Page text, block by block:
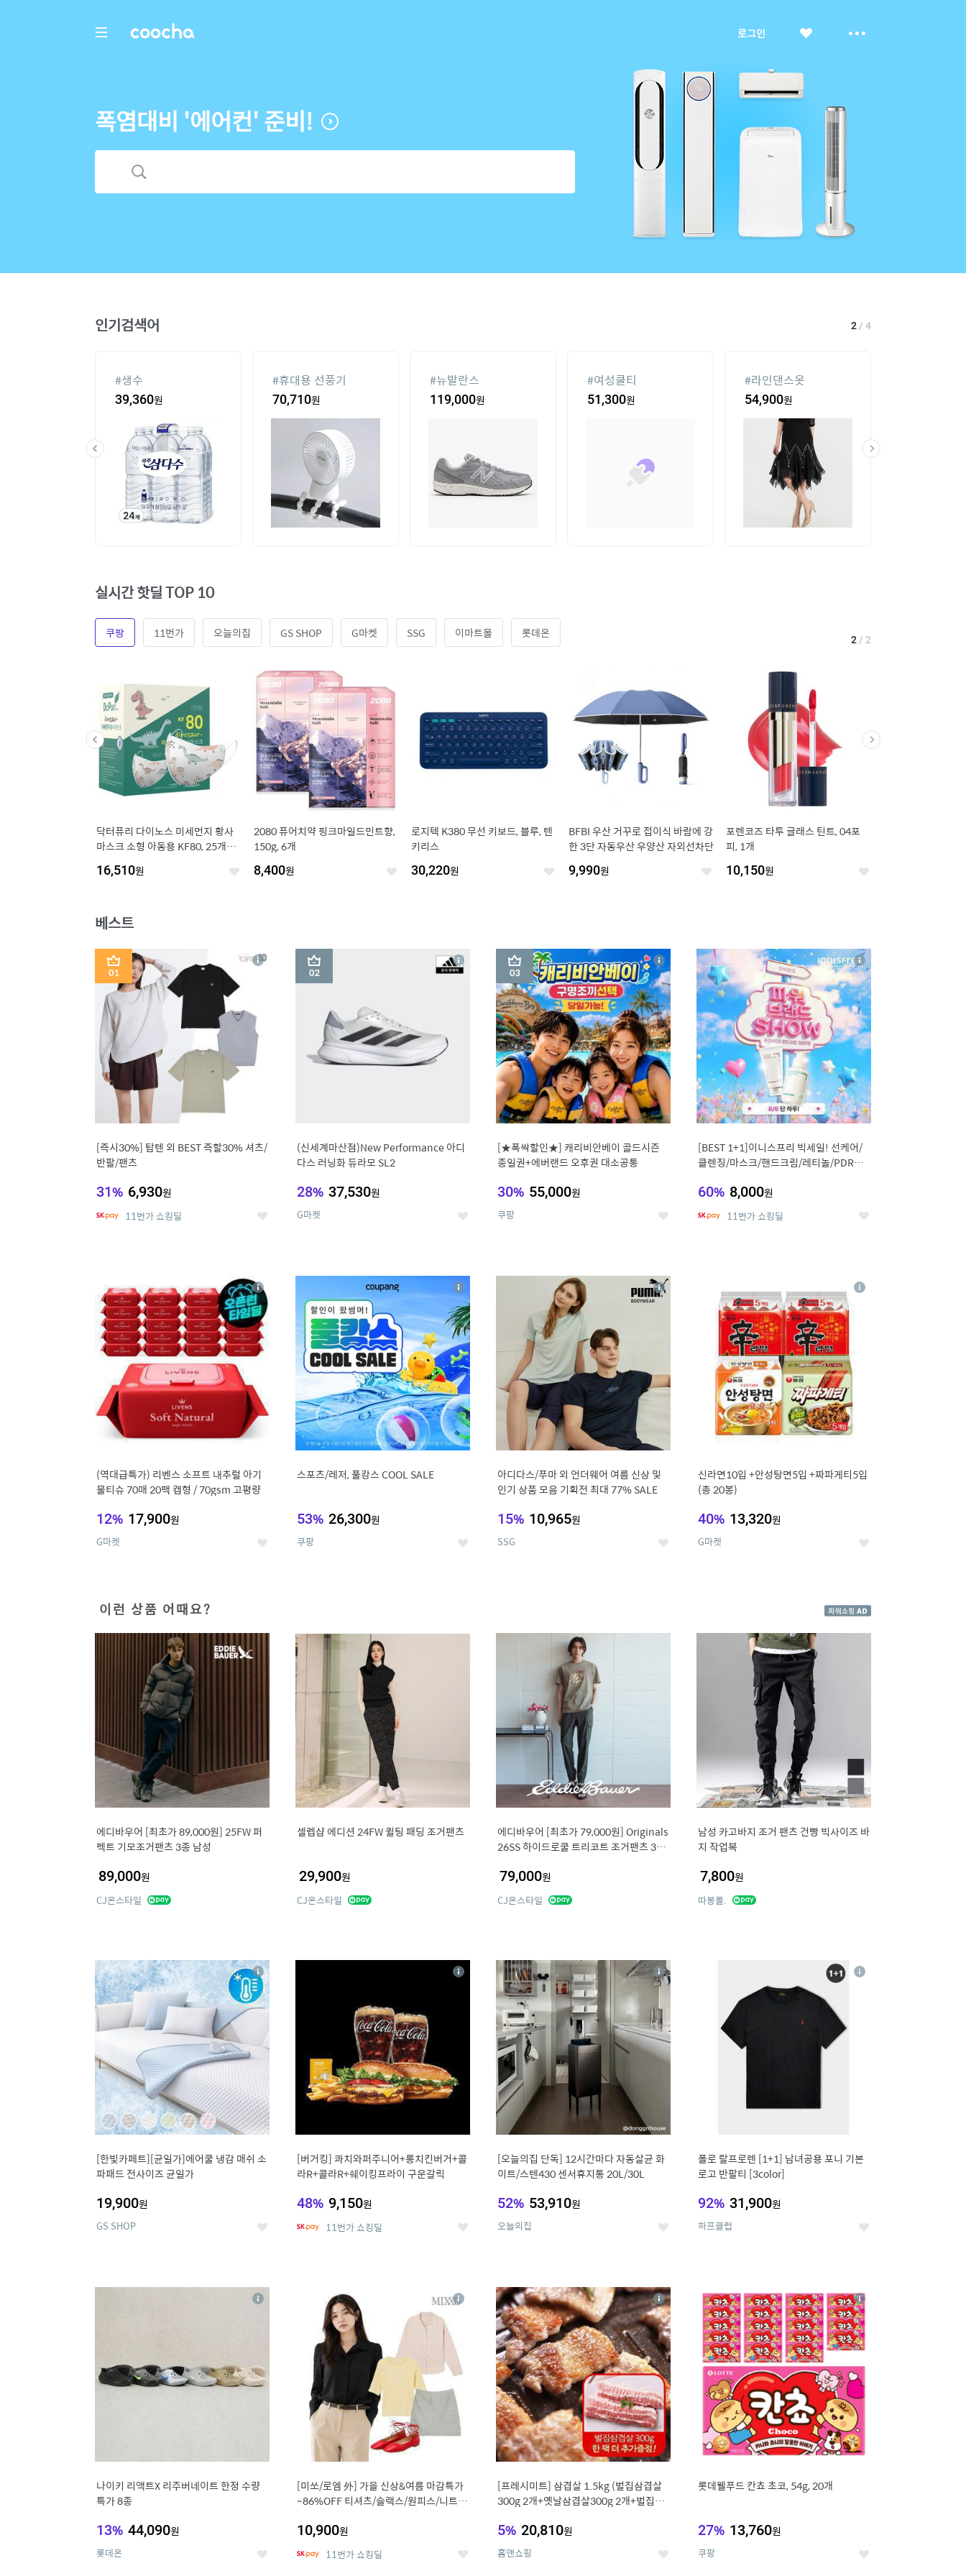
COOCHA 로그인 보
폭염대비 '에어컨' 준비!
인기검색어
#생수
39,360원
#휴대용 선풍기
70,710원
#뉴발란스
119,000원
#여성쿨티
51,300원
#라인댄스옷
54,900원
2 / 4
실시간 핫딜 TOP 10
쿠팡 11번가 오늘의집 GS SHOP G마켓 SSG 이마트몰 롯데온
닥터퓨리 다이노스 미세먼지 황사
마스크 소형 아동용 KF80, 25개입,
16,510원 좋
2080 퓨어치약 핑크마일드민트향,
150g, 6개
8,400원 좋
로지텍 K380 무선 키보드, 블루, 텐
키리스
30,220원 좋
BFBI 우산 거꾸로 접이식 바람에 강
한 3단 자동우산 우양산 자외선차단
9,990원 좋
포렌코즈 타투 글래스 틴트, 04포
피, 1개
10,150원 좋
2 / 2
베스트
1
[즉시30%] 탑텐 외 BEST 즉할30% 셔츠/
반팔/팬츠
31% 6,930원
11번가 쇼킹딜 좋
상
2
(신세계마산점)New Performance 아디
다스 러닝화 듀라모 SL2
28% 37,530원
G마켓 좋
상
세
3
[★폭싹할인★] 캐리비안베이 골드시즌
종일권+에버랜드 오후권 대소공통
30% 55,000원
쿠팡 좋
상
세
4
[BEST 1+1]이니스프리 빅세일! 선케어/
클렌징/마스크/핸드크림/레티놀/PDRN/
60% 8,000원
11번가 쇼킹딜 좋
상
세
(역대급특가) 리벤스 소프트 내추럴 아기
물티슈 70매 20팩 캡형 / 70gsm 고평량
12% 17,900원
G마켓 좋
상
세
6
스포츠/레저, 풀캉스 COOL SALE
53% 26,300원
쿠팡 좋
상
세
7
아디다스/푸마 외 언더웨어 여름 신상 및
인기 상품 모음 기획전 최대 77% SALE
15% 10,965원
SSG 좋
상
세
신라면10입 +안성탕면5입 +짜파게티5입
(총 20봉)
40% 13,320원
G마켓 좋
상
이런 상품 어때요?
에디바우어 [최초가 89,000원] 25FW 퍼
펙트 기모조거팬츠 3종 남성
89,000원
CJ온스타일
셀렙샵 에디션 24FW 퀼팅 패딩 조거팬츠
29,900원
CJ온스타일
에디바우어 [최초가 79,000원] Originals
26SS 하이드로쿨 트리코트 조거팬츠 3종
79,000원
CJ온스타일
남성 카고바지 조거 팬츠 건빵 빅사이즈 바
지 작업복
7,800원
따봉몰.
9
[한빛카페트][균일가]에어쿨 냉감 매쉬 소
파패드 전사이즈 균일가
19,900원
GS SHOP 좋
상
세
10
[버거킹] 콰치와퍼주니어+롱치킨버거+콜
라R+콜라R+쉐이킹프라이 구운갈릭
48% 9,150원
11번가 쇼킹딜 좋
상
11
[오늘의집 단독] 12시간마다 자동살균 화
이트/스텐430 센서휴지통 20L/30L
52% 53,910원
오늘의집 좋
상
세
폴로 랄프로렌 [1+1] 남녀공용 포니 기본
로고 반팔티 [3color]
92% 31,900원
하프클럽 좋
상
13
나이키 리액트X 리주버네이트 한정 수량
특가 8종
13% 44,090원
롯데온 좋
상
[미쏘/로엠 外] 가을 신상&여름 마감특가
~86%OFF 티셔츠/슬랙스/원피스/니트/
10,900원
11번가 쇼킹딜 좋
상
15
[프레시미트] 삼겹살 1.5kg (벌집삼겹살
300g 2개+옛날삼겹살300g 2개+벌집삼
5% 20,810원
홈앤쇼핑 좋
상
세
16
롯데웰푸드 칸쵸 초코, 54g, 20개
27% 13,760원
쿠팡 좋
상
세